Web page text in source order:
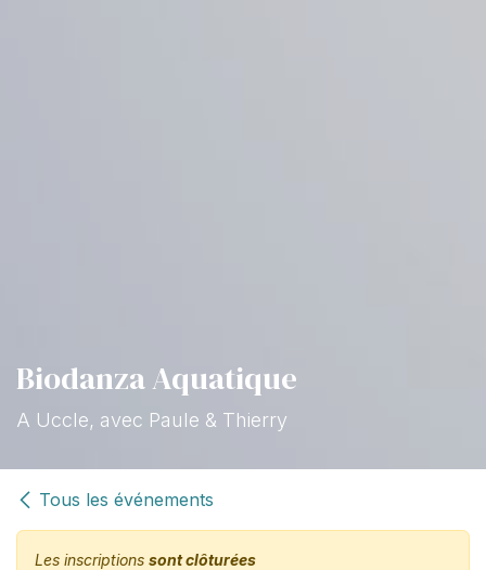
Biodanza Aquatique
A Uccle, avec Paule & Thierry
Tous les événements
Les inscriptions sont clôturées